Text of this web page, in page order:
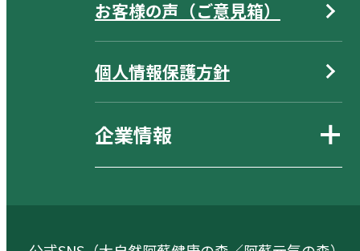
お客様の声（ご意見箱）
個人情報保護方針
企業情報